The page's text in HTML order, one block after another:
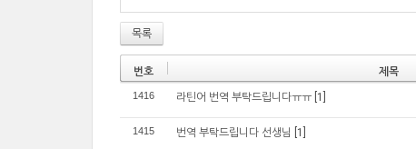
목록
번호 제목
1416 라틴어 번역 부탁드립니다ㅠㅠ [1]
1415 번역 부탁드립니다 선생님 [1]